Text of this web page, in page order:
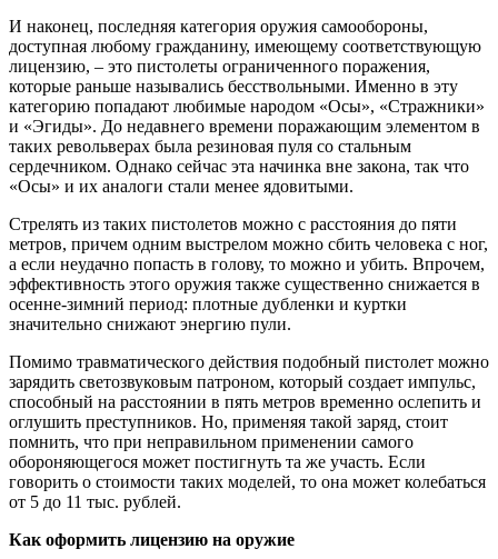
И наконец, последняя категория оружия самообороны,
доступная любому гражданину, имеющему соответствующую
лицензию, – это пистолеты ограниченного поражения,
которые раньше назывались бесствольными. Именно в эту
категорию попадают любимые народом «Осы», «Стражники»
и «Эгиды». До недавнего времени поражающим элементом в
таких револьверах была резиновая пуля со стальным
сердечником. Однако сейчас эта начинка вне закона, так что
«Осы» и их аналоги стали менее ядовитыми.
Стрелять из таких пистолетов можно с расстояния до пяти
метров, причем одним выстрелом можно сбить человека с ног,
а если неудачно попасть в голову, то можно и убить. Впрочем,
эффективность этого оружия также существенно снижается в
осенне-зимний период: плотные дубленки и куртки
значительно снижают энергию пули.
Помимо травматического действия подобный пистолет можно
зарядить светозвуковым патроном, который создает импульс,
способный на расстоянии в пять метров временно ослепить и
оглушить преступников. Но, применяя такой заряд, стоит
помнить, что при неправильном применении самого
обороняющегося может постигнуть та же участь. Если
говорить о стоимости таких моделей, то она может колебаться
от 5 до 11 тыс. рублей.
Как оформить лицензию на оружие